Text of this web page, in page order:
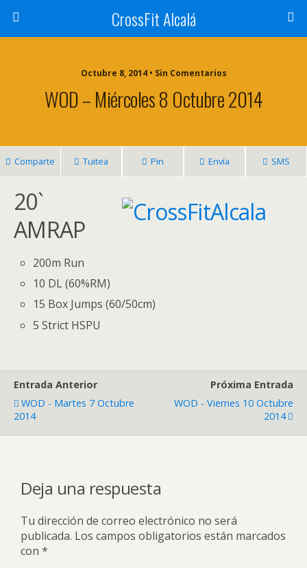
CrossFit Alcalá
Octubre 8, 2014 • Sin Comentarios
WOD – Miércoles 8 Octubre 2014
Comparte Tuitea Pin Envía SMS
20`
AMRAP
200m Run
10 DL (60%RM)
15 Box Jumps (60/50cm)
5 Strict HSPU
Entrada Anterior
WOD - Martes 7 Octubre
2014
Próxima Entrada
WOD - Viernes 10 Octubre
2014
Deja una respuesta
Tu dirección de correo electrónico no será
publicada. Los campos obligatorios están marcados
con *